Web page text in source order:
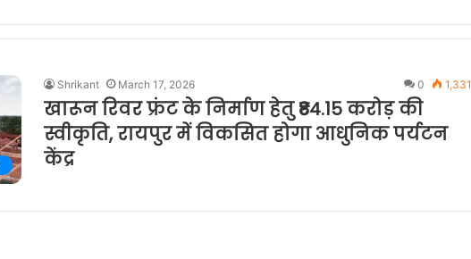
Shrikant March 17, 2026 0 1,331
खारून रिवर फ्रंट के निर्माण हेतु ₹84.15 करोड़ की
स्वीकृति, रायपुर में विकसित होगा आधुनिक पर्यटन
केंद्र